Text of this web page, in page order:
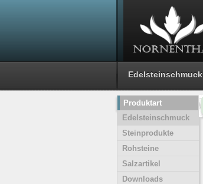
Edelsteinschmuck
Produktart
Edelsteinschmuck
Steinprodukte
Rohsteine
Salzartikel
Downloads